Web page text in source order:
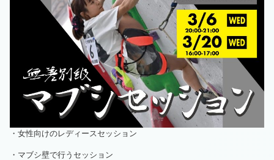
・女性向けのレディースセッション
・マブシ壁で行うセッション